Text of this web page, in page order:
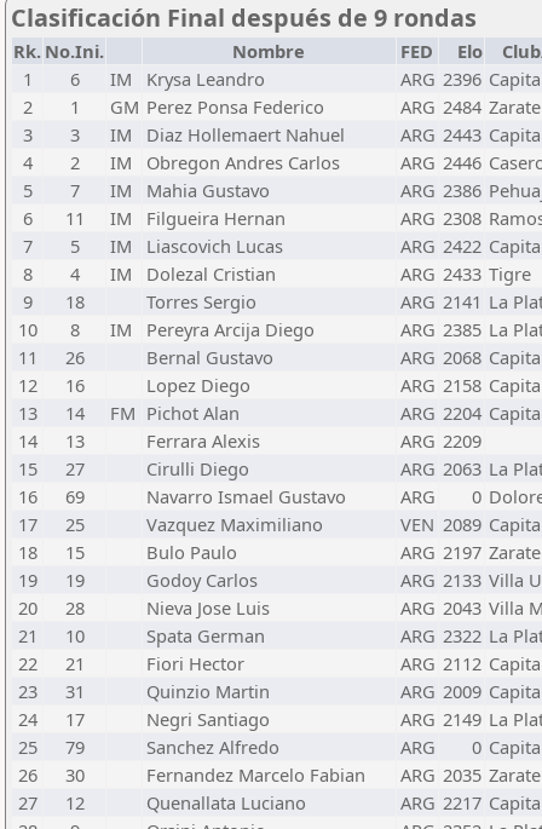
Clasificación Final después de 9 rondas
Rk. No.Ini. Nombre FED Elo
1
6 IM Krysa Leandro ARG 2396
2
1 GM Perez Ponsa Federico ARG 2484 Zarate
3
3 IM Diaz Hollemaert Nahuel ARG 2443
4
2 IM Obregon Andres Carlos ARG 2446
5
7 IM Mahia Gustavo ARG 2386
6
11 IM Filgueira Hernan ARG 2308
7
5 IM Liascovich Lucas ARG 2422
8
4 IM Dolezal Cristian ARG 2433 Tigre
9
18 Torres Sergio ARG 2141 La
10
8 IM Pereyra Arcija Diego ARG 2385 La
11
26 Bernal Gustavo ARG 2068
12
16 Lopez Diego ARG 2158
13
14 FM Pichot Alan ARG 2204
14
13 Ferrara Alexis ARG 2209
15
27 Cirulli Diego ARG 2063 La
16
69 Navarro Ismael Gustavo ARG 0
17
25 Vazquez Maximiliano VEN 2089
18
15 Bulo Paulo ARG 2197 Zarate
19
19 Godoy Carlos ARG 2133 Villa
20
28 Nieva Jose Luis ARG 2043 Villa
21
10 Spata German ARG 2322 La
22
21 Fiori Hector ARG 2112
23
31 Quinzio Martin ARG 2009
24
17 Negri Santiago ARG 2149 La
25
79 Sanchez Alfredo ARG 0
26
30 Fernandez Marcelo Fabian ARG 2035 Zarate
27
12 Quenallata Luciano ARG 2217